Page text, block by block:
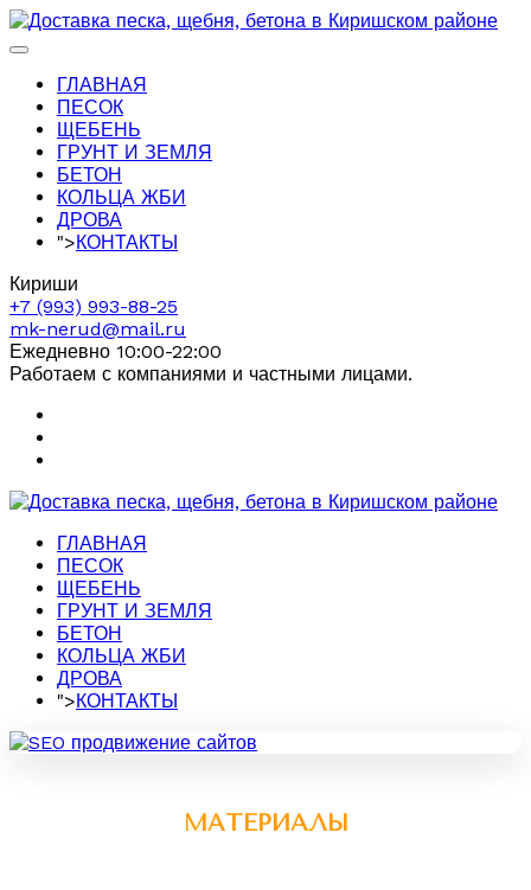
ГЛАВНАЯ
ПЕСОК
ЩЕБЕНЬ
ГРУНТ И ЗЕМЛЯ
БЕТОН
КОЛЬЦА ЖБИ
ДРОВА
">КОНТАКТЫ
Кириши
+7 (993) 993-88-25
mk-nerud@mail.ru
Ежедневно 10:00-22:00
Работаем с компаниями и частными лицами.
ГЛАВНАЯ
ПЕСОК
ЩЕБЕНЬ
ГРУНТ И ЗЕМЛЯ
БЕТОН
КОЛЬЦА ЖБИ
ДРОВА
">КОНТАКТЫ
МАТЕРИАЛЫ